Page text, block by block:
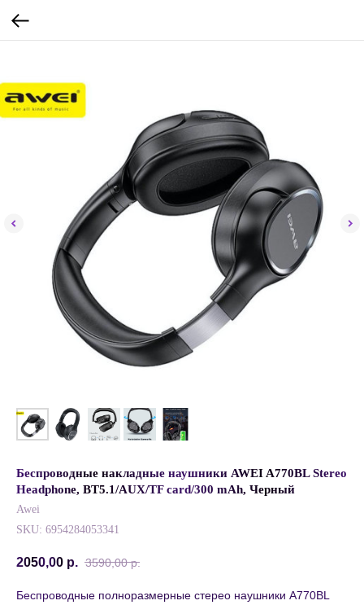
Беспроводные накладные наушники AWEI A770BL Stereo
Headphone, BT5.1/AUX/TF card/300 mAh, Черный
Awei
SKU: 6954284053341
2050,00 р. 3590,00 р.
Беспроводные полноразмерные стерео наушники A770BL